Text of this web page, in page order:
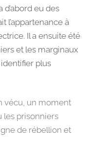
d’abord eu des
l’appartenance à
Il a ensuite été
et les marginaux
plus
vécu, un moment
les prisonniers
de rébellion et